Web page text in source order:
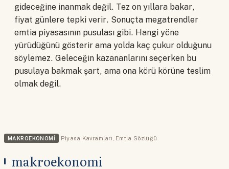
gideceğine inanmak değil. Tez on yıllara bakar,
fiyat günlere tepki verir. Sonuçta megatrendler
emtia piyasasının pusulası gibi. Hangi yöne
yürüdüğünü gösterir ama yolda kaç çukur olduğunu
söylemez. Geleceğin kazananlarını seçerken bu
pusulaya bakmak şart, ama ona körü körüne teslim
olmak değil.
MAKROEKONOMI Piyasa Kavramları, Emtia Sözlüğü
makroekonomi